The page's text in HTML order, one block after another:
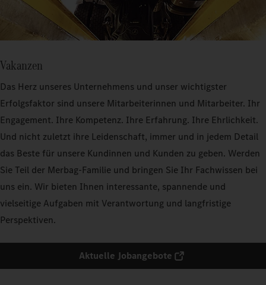
Vakanzen
Das Herz unseres Unternehmens und unser wichtigster
Erfolgsfaktor sind unsere Mitarbeiterinnen und Mitarbeiter. Ihr
Engagement. Ihre Kompetenz. Ihre Erfahrung. Ihre Ehrlichkeit.
Und nicht zuletzt ihre Leidenschaft, immer und in jedem Detail
das Beste für unsere Kundinnen und Kunden zu geben. Werden
Sie Teil der Merbag-Familie und bringen Sie Ihr Fachwissen bei
uns ein. Wir bieten Ihnen interessante, spannende und
vielseitige Aufgaben mit Verantwortung und langfristige
Perspektiven.
Aktuelle Jobangebote